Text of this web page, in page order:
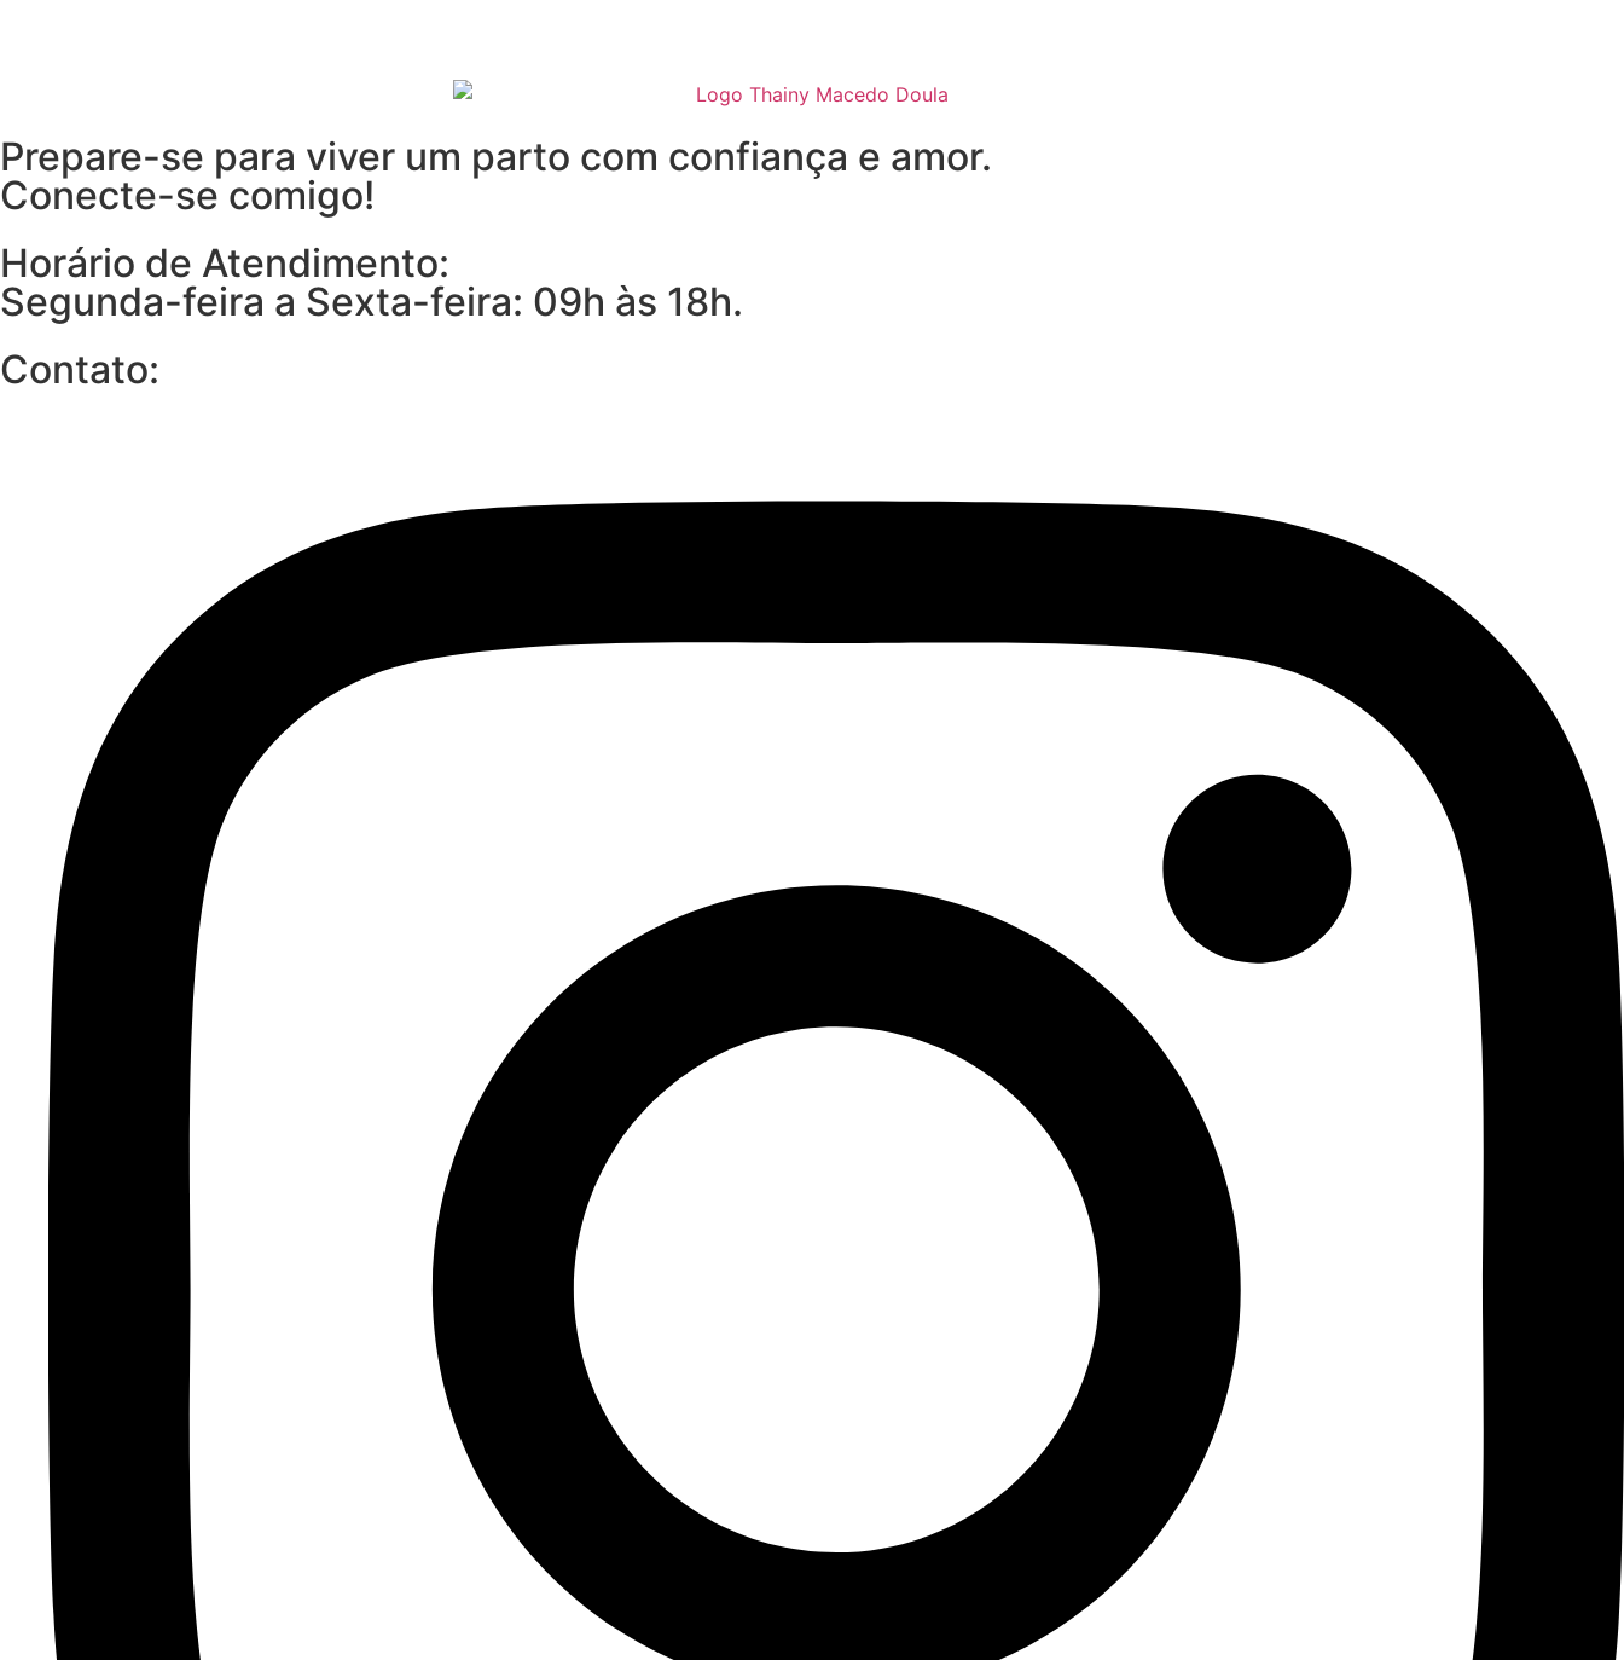
Prepare-se para viver um parto com confiança e amor.
Conecte-se comigo!
Horário de Atendimento:
Segunda-feira a Sexta-feira: 09h às 18h.
Contato: